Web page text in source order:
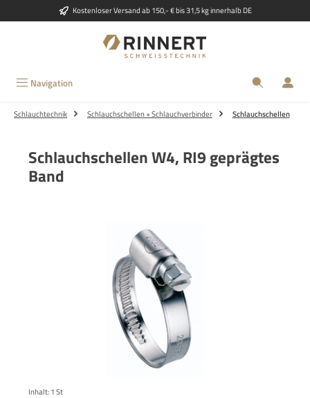
Zum Hauptinhalt springenKostenloser Versand ab 150,- € bis 31,5 kg innerhalb DE
Navigation
Schlauchtechnik Schlauchschellen + Schlauchverbinder Schlauchschellen
Schlauchschellen W4, RI9 geprägtes
Band
Inhalt:1 St